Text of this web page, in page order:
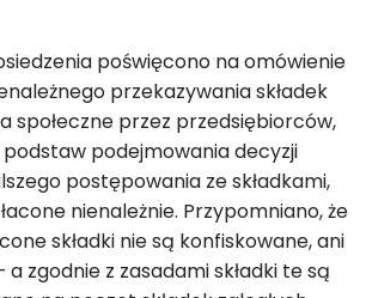
poświęcono na omówienie
przekazywania składek
społeczne przez przedsiębiorców,
podejmowania decyzji
postępowania ze składkami,
nienależnie. Przypomniano, że
składki nie są konfiskowane, ani
zgodnie z zasadami składki te są